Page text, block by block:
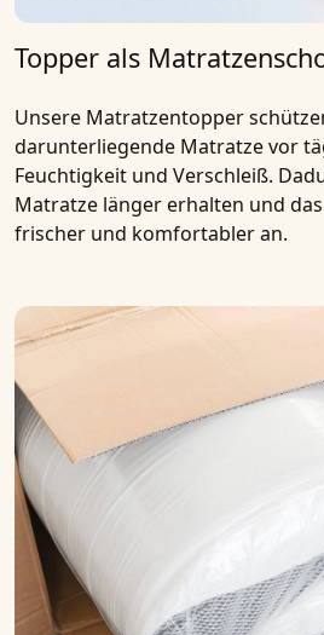
Topper als
Unsere Matratzentopper
darunterliegende Matratze vor
Feuchtigkeit und Verschleiß.
Matratze länger erhalten und
frischer und komfortabler an.